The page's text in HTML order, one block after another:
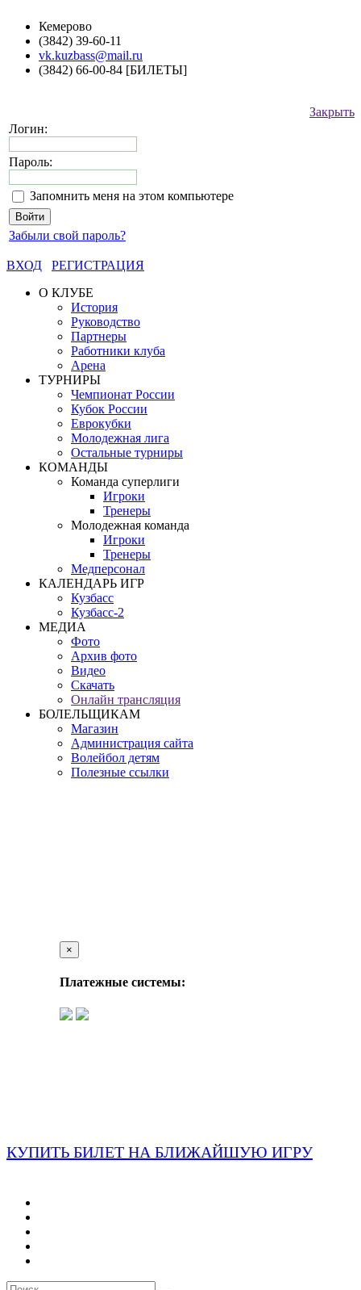
Кемерово
(3842) 39-60-11
vk.kuzbass@mail.ru
(3842) 66-00-84 [БИЛЕТЫ]
Закрыть
Логин:
Пароль:
Запомнить меня на этом компьютере
Забыли свой пароль?
ВХОД
РЕГИСТРАЦИЯ
О КЛУБЕ
История
Руководство
Партнеры
Работники клуба
Арена
ТУРНИРЫ
Чемпионат России
Кубок России
Еврокубки
Молодежная лига
Остальные турниры
КОМАНДЫ
Команда суперлиги
Игроки
Тренеры
Молодежная команда
Игроки
Тренеры
Медперсонал
КАЛЕНДАРЬ ИГР
Кузбасс
Кузбасс-2
МЕДИА
Фото
Архив фото
Видео
Скачать
Онлайн трансляция
БОЛЕЛЬЩИКАМ
Магазин
Администрация сайта
Волейбол детям
Полезные ссылки
×
Платежные системы:
КУПИТЬ БИЛЕТ НА БЛИЖАЙШУЮ ИГРУ